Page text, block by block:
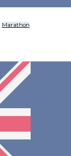
Marathon